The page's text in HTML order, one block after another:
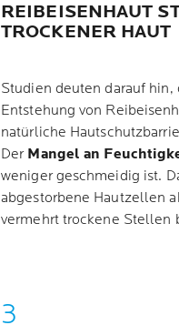
REIBEISENHAUT
TROCKENER HAUT
Studien deuten darauf hin,
Entstehung von
natürliche
Der Mangel an
weniger geschmeidig ist.
abgestorbene Hautzellen
vermehrt trockene Stellen